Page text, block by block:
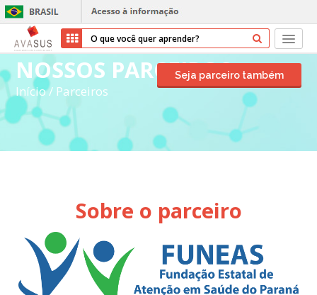
Início
Cursos
Parceiros
Transparência
Ajuda
Entrar
NOSSOS PARCEIROS
Início/ Parceiros
Seja parceiro também
Sobre o parceiro